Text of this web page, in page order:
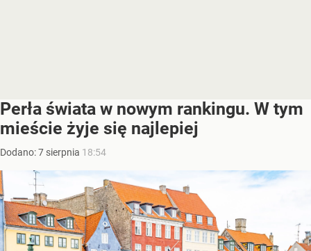
Perła świata w nowym rankingu. W tym
mieście żyje się najlepiej
Dodano:7 sierpnia 18:54